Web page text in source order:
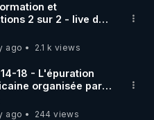
et
2 sur 2 - live du
ago
2.1 k views
18 - L'épuration
organisée par
de la truelle
ago
244 views